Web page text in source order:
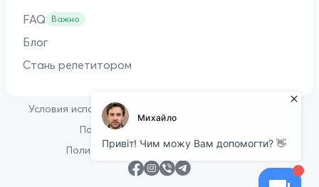
FAQ Важно
Блог
Стань репетитором
Условия использования
Политика конфиденциальности
Политика в отношении файлов cookie